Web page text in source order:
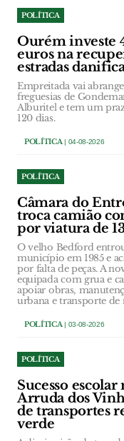
POLÍTICA
Ourém investe
euros na
estradas
Empreitada vai
freguesias de
Alburitel e tem um
120 dias.
POLÍTICA| 04-08-2026
POLÍTICA
Câmara do
troca camião
por viatura de
O velho Bedford
município em 1985 e
por falta de peças. A
equipada com grua e
apoiar obras,
urbana e transporte de
POLÍTICA| 03-08-2026
POLÍTICA
Sucesso
Arruda dos
de transportes
verde